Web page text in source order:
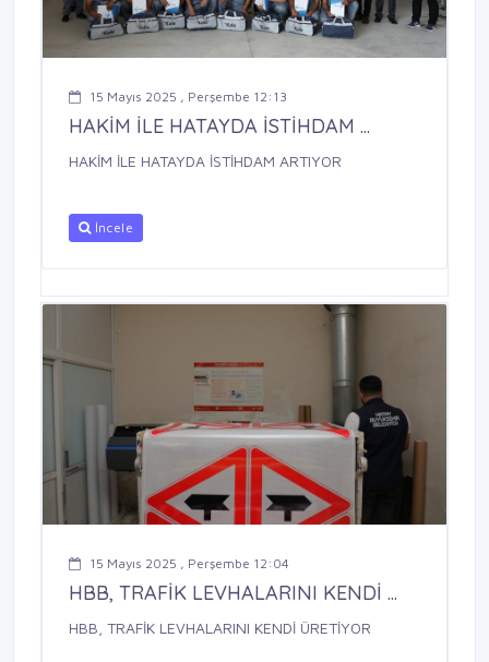
15 Mayıs 2025 , Perşembe 12:13
HAKİM İLE HATAYDA İSTİHDAM ...
HAKİM İLE HATAYDA İSTİHDAM ARTIYOR
İncele
15 Mayıs 2025 , Perşembe 12:04
HBB, TRAFİK LEVHALARINI KENDİ ...
HBB, TRAFİK LEVHALARINI KENDİ ÜRETİYOR